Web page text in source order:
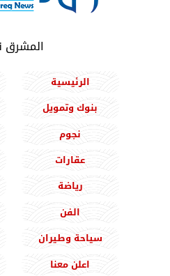
المشرق
الرئيسية
بنوك وتمويل
نجوم
عقارات
رياضة
الفن
سياحة وطيران
اعلن معنا